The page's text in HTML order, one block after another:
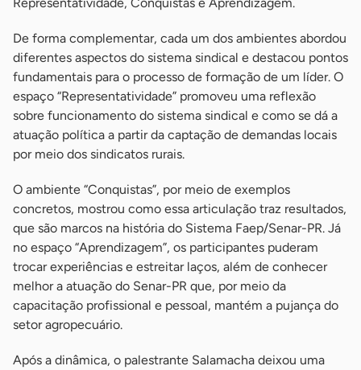
De forma complementar, cada um dos ambientes abordou
diferentes aspectos do sistema sindical e destacou pontos
fundamentais para o processo de formação de um líder. O
espaço “Representatividade” promoveu uma reflexão
sobre funcionamento do sistema sindical e como se dá a
atuação política a partir da captação de demandas locais
por meio dos sindicatos rurais.
O ambiente “Conquistas”, por meio de exemplos
concretos, mostrou como essa articulação traz resultados,
que são marcos na história do Sistema Faep/Senar-PR. Já
no espaço “Aprendizagem”, os participantes puderam
trocar experiências e estreitar laços, além de conhecer
melhor a atuação do Senar-PR que, por meio da
capacitação profissional e pessoal, mantém a pujança do
setor agropecuário.
Após a dinâmica, o palestrante Salamacha deixou uma